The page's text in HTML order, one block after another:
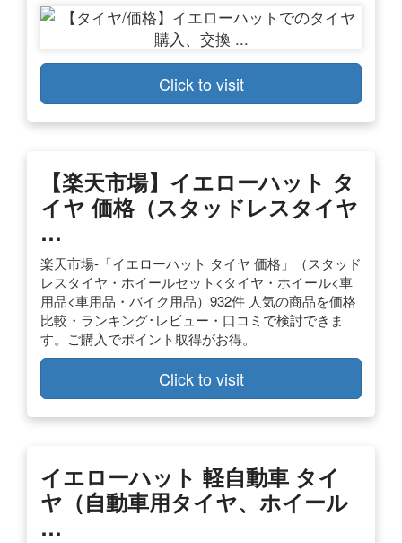
Click to visit
【楽天市場】イエローハット タ
イヤ 価格（スタッドレスタイヤ
…
楽天市場-「イエローハット タイヤ 価格」（スタッド
レスタイヤ・ホイールセット<タイヤ・ホイール<車
用品<車用品・バイク用品）932件 人気の商品を価格
比較・ランキング･レビュー・口コミで検討できま
す。ご購入でポイント取得がお得。
Click to visit
イエローハット 軽自動車 タイ
ヤ（自動車用タイヤ、ホイール
…